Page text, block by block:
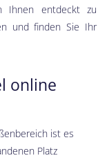
Ihnen entdeckt zu
und finden Sie Ihr
online
ist es
Platz